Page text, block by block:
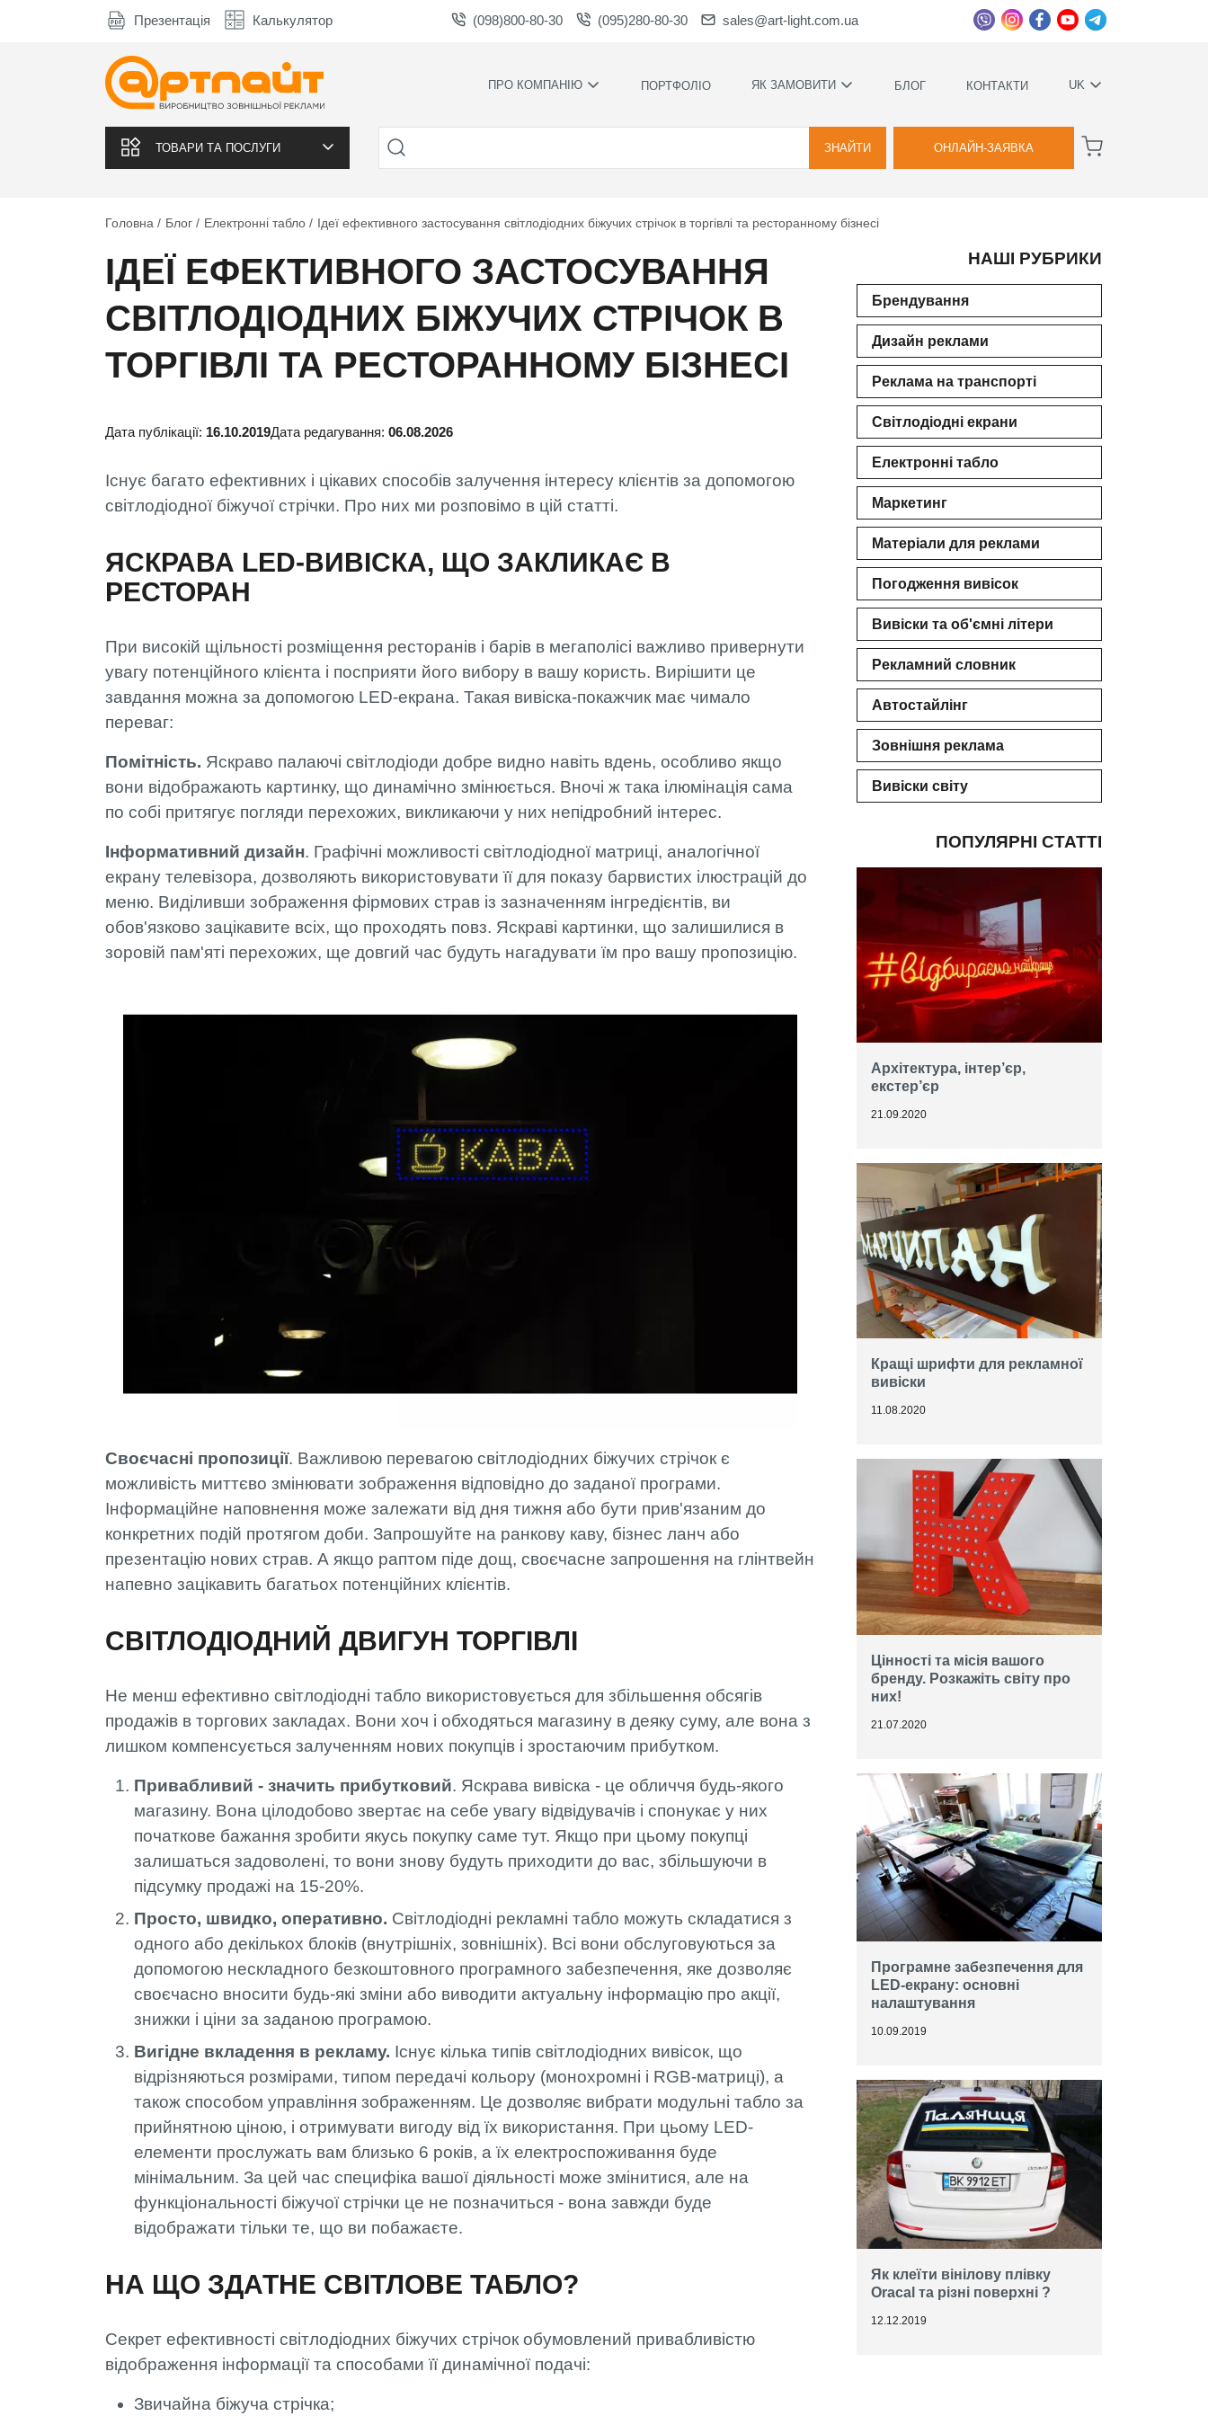
Презентація Калькулятор (098)800-80-30 (095)280-80-30 sales@art-light.com.ua
ПРО КОМПАНІЮ
ПОДЯКИ
ЗАВАНТАЖЕННЯ
ПОРТФОЛІО ЯК ЗАМОВИТИ
НАШІ ПЕРЕВАГИ
КОНТРОЛЬ
РОЗРАХУНКОВИЙ
ЧАС
ХУДОЖНЄ
МОНТАЖ СВОЇМИ
ДОСТАВКА
БЛОГ КОНТАКТИ UK
РУССКИЙ
ТОВАРИ ТА ПОСЛУГИ ЗНАЙТИ ОНЛАЙН-ЗАЯВКА
Головна Блог Електронні табло Ідеї ефективного застосування світлодіодних біжучих стрічок в торгівлі та ресторанному бізнесі
ІДЕЇ ЕФЕКТИВНОГО ЗАСТОСУВАННЯ
СВІТЛОДІОДНИХ БІЖУЧИХ СТРІЧОК В
ТОРГІВЛІ ТА РЕСТОРАННОМУ БІЗНЕСІ
Дата публікації: 16.10.2019Дата редагування: 06.08.2026
Існує багато ефективних і цікавих способів залучення інтересу клієнтів за допомогою
світлодіодної біжучої стрічки. Про них ми розповімо в цій статті.
ЯСКРАВА LED-ВИВІСКА, ЩО ЗАКЛИКАЄ В
РЕСТОРАН
При високій щільності розміщення ресторанів і барів в мегаполісі важливо привернути
увагу потенційного клієнта і посприяти його вибору в вашу користь. Вирішити це
завдання можна за допомогою LED-екрана. Такая вивіска-покажчик має чимало
переваг:
Помітність. Яскраво палаючі світлодіоди добре видно навіть вдень, особливо якщо
вони відображають картинку, що динамічно змінюється. Вночі ж така ілюмінація сама
по собі притягує погляди перехожих, викликаючи у них непідробний інтерес.
Інформативний дизайн. Графічні можливості світлодіодної матриці, аналогічної
екрану телевізора, дозволяють використовувати її для показу барвистих ілюстрацій до
меню. Виділивши зображення фірмових страв із зазначенням інгредієнтів, ви
обов'язково зацікавите всіх, що проходять повз. Яскраві картинки, що залишилися в
зоровій пам'яті перехожих, ще довгий час будуть нагадувати їм про вашу пропозицію.
Своєчасні пропозиції. Важливою перевагою світлодіодних біжучих стрічок є
можливість миттєво змінювати зображення відповідно до заданої програми.
Інформаційне наповнення може залежати від дня тижня або бути прив'язаним до
конкретних подій протягом доби. Запрошуйте на ранкову каву, бізнес ланч або
презентацію нових страв. А якщо раптом піде дощ, своєчасне запрошення на глінтвейн
напевно зацікавить багатьох потенційних клієнтів.
СВІТЛОДІОДНИЙ ДВИГУН ТОРГІВЛІ
Не менш ефективно світлодіодні табло використовується для збільшення обсягів
продажів в торгових закладах. Вони хоч і обходяться магазину в деяку суму, але вона з
лишком компенсується залученням нових покупців і зростаючим прибутком.
Привабливий - значить прибутковий. Яскрава вивіска - це обличчя будь-якого
магазину. Вона цілодобово звертає на себе увагу відвідувачів і спонукає у них
початкове бажання зробити якусь покупку саме тут. Якщо при цьому покупці
залишаться задоволені, то вони знову будуть приходити до вас, збільшуючи в
підсумку продажі на 15-20%.
Просто, швидко, оперативно. Світлодіодні рекламні табло можуть складатися з
одного або декількох блоків (внутрішніх, зовнішніх). Всі вони обслуговуються за
допомогою нескладного безкоштовного програмного забезпечення, яке дозволяє
своєчасно вносити будь-які зміни або виводити актуальну інформацію про акції,
знижки і ціни за заданою програмою.
Вигідне вкладення в рекламу. Існує кілька типів світлодіодних вивісок, що
відрізняються розмірами, типом передачі кольору (монохромні і RGB-матриці), а
також способом управління зображенням. Це дозволяє вибрати модульні табло за
прийнятною ціною, і отримувати вигоду від їх використання. При цьому LED-
елементи прослужать вам близько 6 років, а їх електроспоживання буде
мінімальним. За цей час специфіка вашої діяльності може змінитися, але на
функціональності біжучої стрічки це не позначиться - вона завжди буде
відображати тільки те, що ви побажаєте.
НА ЩО ЗДАТНЕ СВІТЛОВЕ ТАБЛО?
Секрет ефективності світлодіодних біжучих стрічок обумовлений привабливістю
відображення інформації та способами її динамічної подачі:
Звичайна біжуча стрічка;
НАШІ РУБРИКИ
Брендування
Дизайн реклами
Реклама на транспорті
Світлодіодні екрани
Електронні табло
Маркетинг
Матеріали для реклами
Погодження вивісок
Вивіски та об'ємні літери
Рекламний словник
Автостайлінг
Зовнішня реклама
Вивіски світу
ПОПУЛЯРНІ СТАТТІ
Архітектура, інтер’єр,
екстер’єр
21.09.2020
Кращі шрифти для рекламної
вивіски
11.08.2020
Цінності та місія вашого
бренду. Розкажіть світу про
них!
21.07.2020
Програмне забезпечення для
LED-екрану: основні
налаштування
10.09.2019
Як клеїти вінілову плівку
Oracal та різні поверхні ?
12.12.2019